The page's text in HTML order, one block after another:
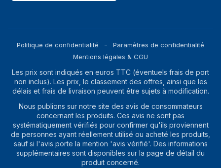
Politique de confidentialité
Paramètres de confidentialité
Mentions légales & CGU
Les prix sont indiqués en euros TTC (éventuels frais de port
non inclus). Les prix, le classement des offres, ainsi que les
délais et frais de livraison peuvent être sujets à modification.
Nous publions sur notre site des avis de consommateurs
concernant les produits. Ces avis ne sont pas
systématiquement vérifiés pour confirmer qu'ils proviennent
de personnes ayant réellement utilisé ou acheté les produits,
sauf si l'avis porte la mention 'avis vérifié'. Des informations
supplémentaires sont disponibles sur la page de détail du
produit concerné.